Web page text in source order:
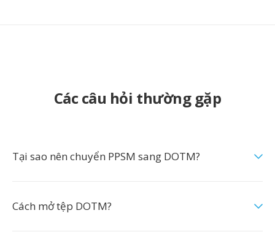
Các câu hỏi thường gặp
Tại sao nên chuyển PPSM sang DOTM?
Cách mở tệp DOTM?